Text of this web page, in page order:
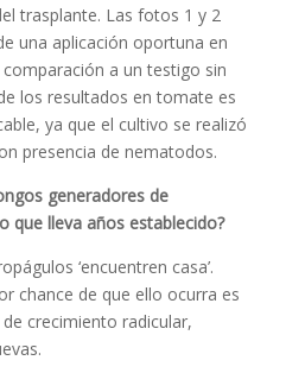
trasplante. Las fotos 1 y 2
una aplicación oportuna en
a un testigo sin
los resultados en tomate es
ya que el cultivo se realizó
presencia de nematodos.
generadores de
que lleva años establecido?
‘encuentren casa’.
chance de que ello ocurra es
crecimiento radicular,